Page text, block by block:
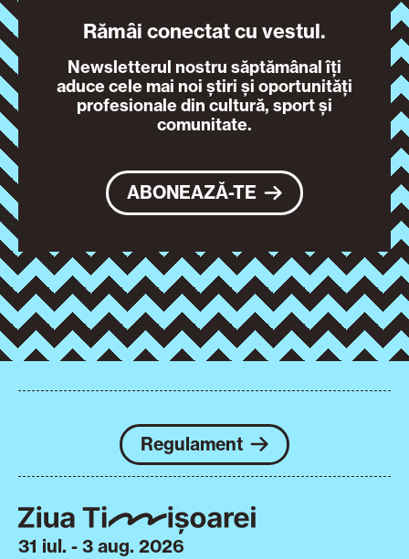
Rămâi conectat cu vestul.
Newsletterul nostru săptămânal îți
aduce cele mai noi știri și oportunități
profesionale din cultură, sport și
comunitate.
ABONEAZĂ-TE
Regulament
31 iul. - 3 aug. 2026